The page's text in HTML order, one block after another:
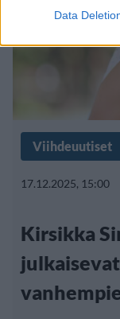
Data
Viihdeuutiset
17.12.2025, 15:00
Kirsikka